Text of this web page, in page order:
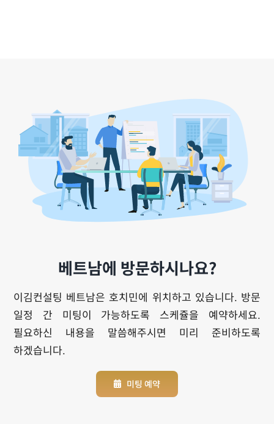
베트남에 방문하시나요?
이김컨설팅 베트남은 호치민에 위치하고 있습니다. 방문
일정 간 미팅이 가능하도록 스케쥴을 예약하세요.
필요하신 내용을 말씀해주시면 미리 준비하도록
하겠습니다.
미팅 예약